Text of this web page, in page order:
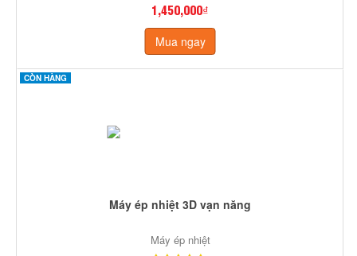
1,450,000₫
Mua ngay
CÒN HÀNG
Máy ép nhiệt 3D vạn năng
Máy ép nhiệt